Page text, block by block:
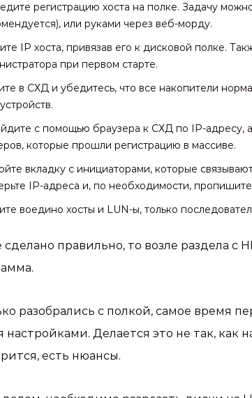
регистрацию хоста на полке. Задачу
или руками через веб-морду.
IP хоста, привязав его к дисковой полке.
при первом старте.
в СХД и убедитесь, что все накопители
с помощью браузера к СХД по IP-адресу,
которые прошли регистрацию в массиве.
вкладку с инициаторами, которые
IP-адреса и, по необходимости,
воедино хосты и LUN-ы, только
сделано правильно, то возле раздела с
разобрались с полкой, самое время
настройками. Делается это не так, как
есть нюансы.